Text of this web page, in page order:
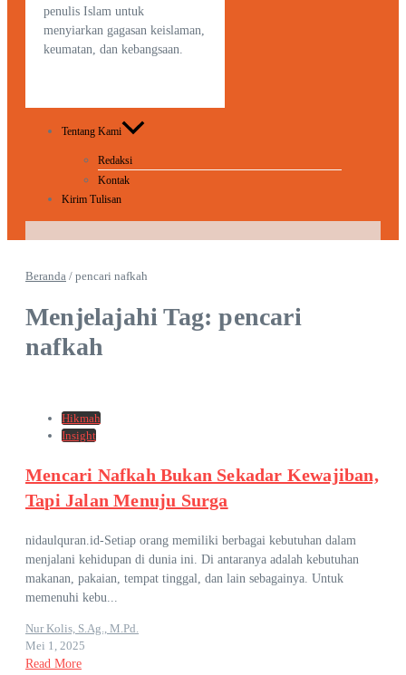
penulis Islam untuk
menyiarkan gagasan keislaman,
keumatan, dan kebangsaan.
Tentang Kami
Redaksi
Kontak
Kirim Tulisan
Beranda / pencari nafkah
Menjelajahi Tag: pencari
nafkah
Hikmah
Insight
Mencari Nafkah Bukan Sekadar Kewajiban,
Tapi Jalan Menuju Surga
nidaulquran.id-Setiap orang memiliki berbagai kebutuhan dalam
menjalani kehidupan di dunia ini. Di antaranya adalah kebutuhan
makanan, pakaian, tempat tinggal, dan lain sebagainya. Untuk
memenuhi kebu...
Nur Kolis, S.Ag., M.Pd.
Mei 1, 2025
Read More